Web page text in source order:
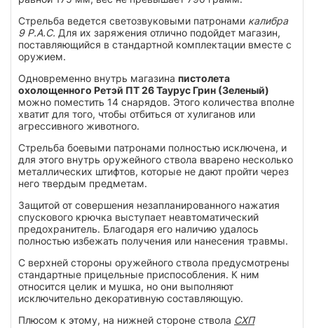
Стрельба ведется светозвуковыми патронами калибра
9 P.A.C. Для их заряжения отлично подойдет магазин,
поставляющийся в стандартной комплектации вместе с
оружием.
Одновременно внутрь магазина пистолета
охолощенного Ретэй ПТ 26 Таурус Грин (Зеленый)
можно поместить 14 снарядов. Этого количества вполне
хватит для того, чтобы отбиться от хулиганов или
агрессивного животного.
Стрельба боевыми патронами полностью исключена, и
для этого внутрь оружейного ствола вварено несколько
металлических штифтов, которые не дают пройти через
него твердым предметам.
Защитой от совершения незапланированного нажатия
спускового крючка выступает неавтоматический
предохранитель. Благодаря его наличию удалось
полностью избежать получения или нанесения травмы.
С верхней стороны оружейного ствола предусмотрены
стандартные прицельные приспособления. К ним
относится целик и мушка, но они выполняют
исключительно декоративную составляющую.
Плюсом к этому, на нижней стороне ствола СХП